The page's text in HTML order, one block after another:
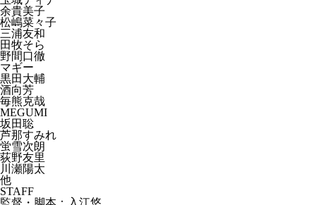
余貴美子
松嶋菜々子
三浦友和
田牧そら
野間口徹
マギー
黒田大輔
酒向芳
毎熊克哉
MEGUMI
坂田聡
芦那すみれ
蛍雪次朗
荻野友里
川瀬陽太
他
STAFF